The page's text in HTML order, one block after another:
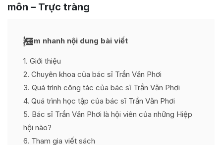
môn – Trực tràng
Xem nhanh nội dung bài viết
1 Giới thiệu
2 Chuyên khoa của bác sĩ Trần Văn Phơi
3 Quá trình công tác của bác sĩ Trần Văn Phơi
4 Quá trình học tập của bác sĩ Trần Văn Phơi
5 Bác sĩ Trần Văn Phơi là hội viên của những Hiệp
hội nào?
6 Tham gia viết sách